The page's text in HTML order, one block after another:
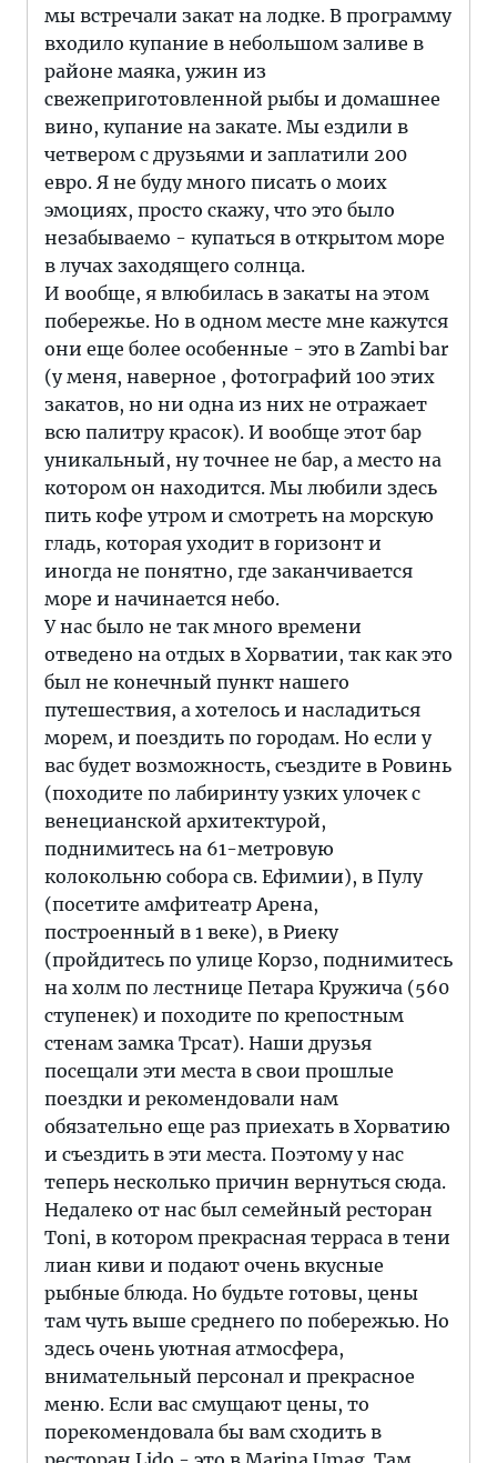
мы встречали закат на лодке. В программу
входило купание в небольшом заливе в
районе маяка, ужин из
свежеприготовленной рыбы и домашнее
вино, купание на закате. Мы ездили в
четвером с друзьями и заплатили 200
евро. Я не буду много писать о моих
эмоциях, просто скажу, что это было
незабываемо - купаться в открытом море
в лучах заходящего солнца.
И вообще, я влюбилась в закаты на этом
побережье. Но в одном месте мне кажутся
они еще более особенные - это в Zambi bar
(у меня, наверное , фотографий 100 этих
закатов, но ни одна из них не отражает
всю палитру красок). И вообще этот бар
уникальный, ну точнее не бар, а место на
котором он находится. Мы любили здесь
пить кофе утром и смотреть на морскую
гладь, которая уходит в горизонт и
иногда не понятно, где заканчивается
море и начинается небо.
У нас было не так много времени
отведено на отдых в Хорватии, так как это
был не конечный пункт нашего
путешествия, а хотелось и насладиться
морем, и поездить по городам. Но если у
вас будет возможность, съездите в Ровинь
(походите по лабиринту узких улочек с
венецианской архитектурой,
поднимитесь на 61-метровую
колокольню собора св. Ефимии), в Пулу
(посетите амфитеатр Арена,
построенный в 1 веке), в Риеку
(пройдитесь по улице Корзо, поднимитесь
на холм по лестнице Петара Кружича (560
ступенек) и походите по крепостным
стенам замка Трсат). Наши друзья
посещали эти места в свои прошлые
поездки и рекомендовали нам
обязательно еще раз приехать в Хорватию
и съездить в эти места. Поэтому у нас
теперь несколько причин вернуться сюда.
Недалеко от нас был семейный ресторан
Toni, в котором прекрасная терраса в тени
лиан киви и подают очень вкусные
рыбные блюда. Но будьте готовы, цены
там чуть выше среднего по побережью. Но
здесь очень уютная атмосфера,
внимательный персонал и прекрасное
меню. Если вас смущают цены, то
порекомендовала бы вам сходить в